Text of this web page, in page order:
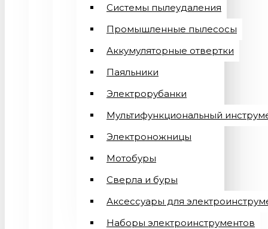
Системы пылеудаления
Промышленные пылесосы
Аккумуляторные отвертки
Паяльники
Электрорубанки
Мультифункциональный
Электроножницы
Мотобуры
Сверла и буры
Аксессуары для
Наборы электроинструментов